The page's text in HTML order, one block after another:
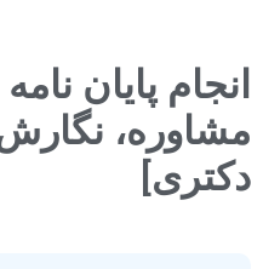
انجام پایان
مشاوره،
دکتری]